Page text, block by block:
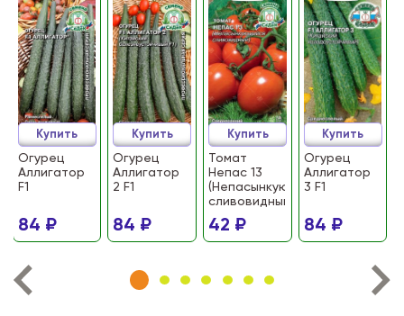
Огурец
Аллигатор
F1
84 ₽
Купить
Огурец
Аллигатор
2 F1
84 ₽
Купить
Томат
Непас 13
(Непасынкующийся
сливовидный)
42 ₽
Купить
Огурец
Аллигатор
3 F1
84 ₽
Купить